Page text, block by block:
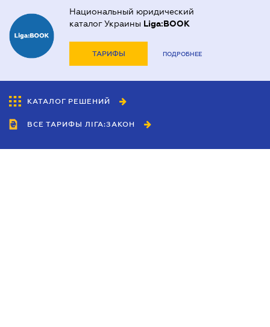
Национальный юридический
каталог Украины Liga:BOOK
ТАРИФЫ ПОДРОБНЕЕ
КАТАЛОГ РЕШЕНИЙ
ВСЕ ТАРИФЫ ЛІГА:ЗАКОН